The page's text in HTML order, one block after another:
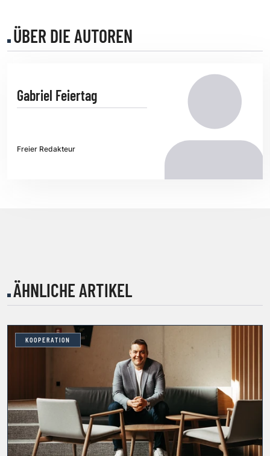
ÜBER DIE AUTOREN
Gabriel Feiertag
Freier Redakteur
ÄHNLICHE ARTIKEL
KOOPERATION